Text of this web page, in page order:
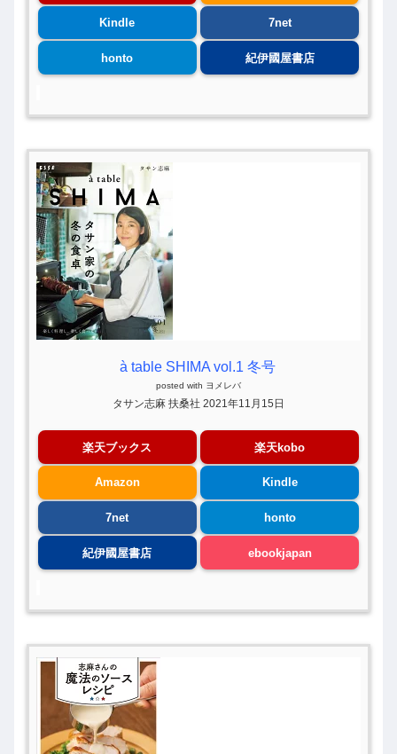
Kindle 7net
honto 紀伊國屋書店
à table SHIMA vol.1 冬号
posted with ヨメレバ
タサン志麻 扶桑社 2021年11月15日
楽天ブックス 楽天kobo
Amazon Kindle
7net honto
紀伊國屋書店 ebookjapan